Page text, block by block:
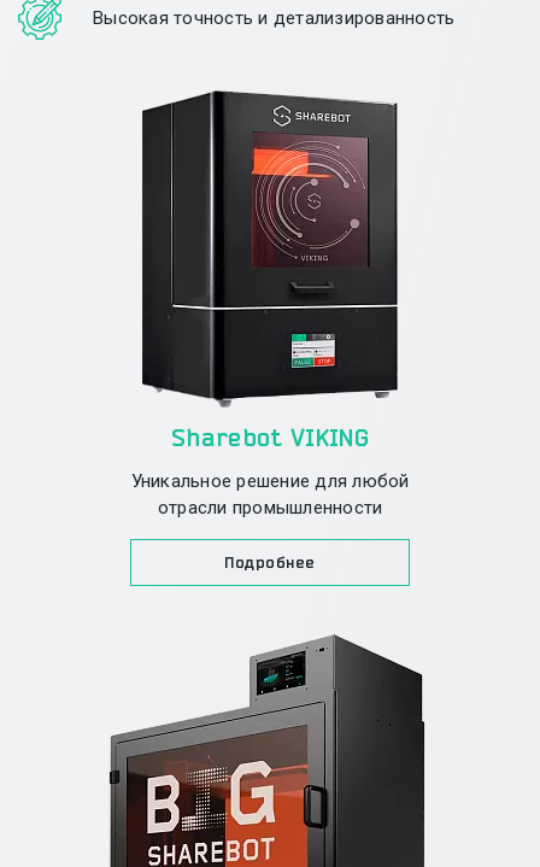
Высокая точность и детализированность
Sharebot VIKING
Уникальное решение для любой
отрасли промышленности
Подробнее